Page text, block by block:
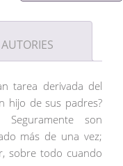
AUTORIES
tarea derivada del
hijo de sus padres?
son
más de una vez;
sobre todo cuando